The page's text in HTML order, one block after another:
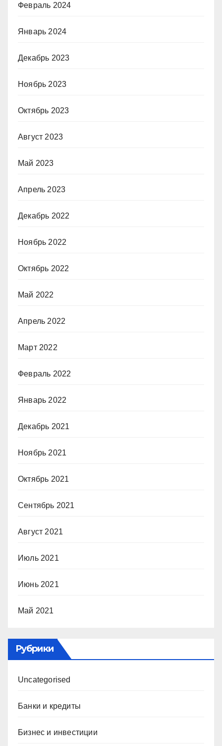
Февраль 2024
Январь 2024
Декабрь 2023
Ноябрь 2023
Октябрь 2023
Август 2023
Май 2023
Апрель 2023
Декабрь 2022
Ноябрь 2022
Октябрь 2022
Май 2022
Апрель 2022
Март 2022
Февраль 2022
Январь 2022
Декабрь 2021
Ноябрь 2021
Октябрь 2021
Сентябрь 2021
Август 2021
Июль 2021
Июнь 2021
Май 2021
Рубрики
Uncategorised
Банки и кредиты
Бизнес и инвестиции